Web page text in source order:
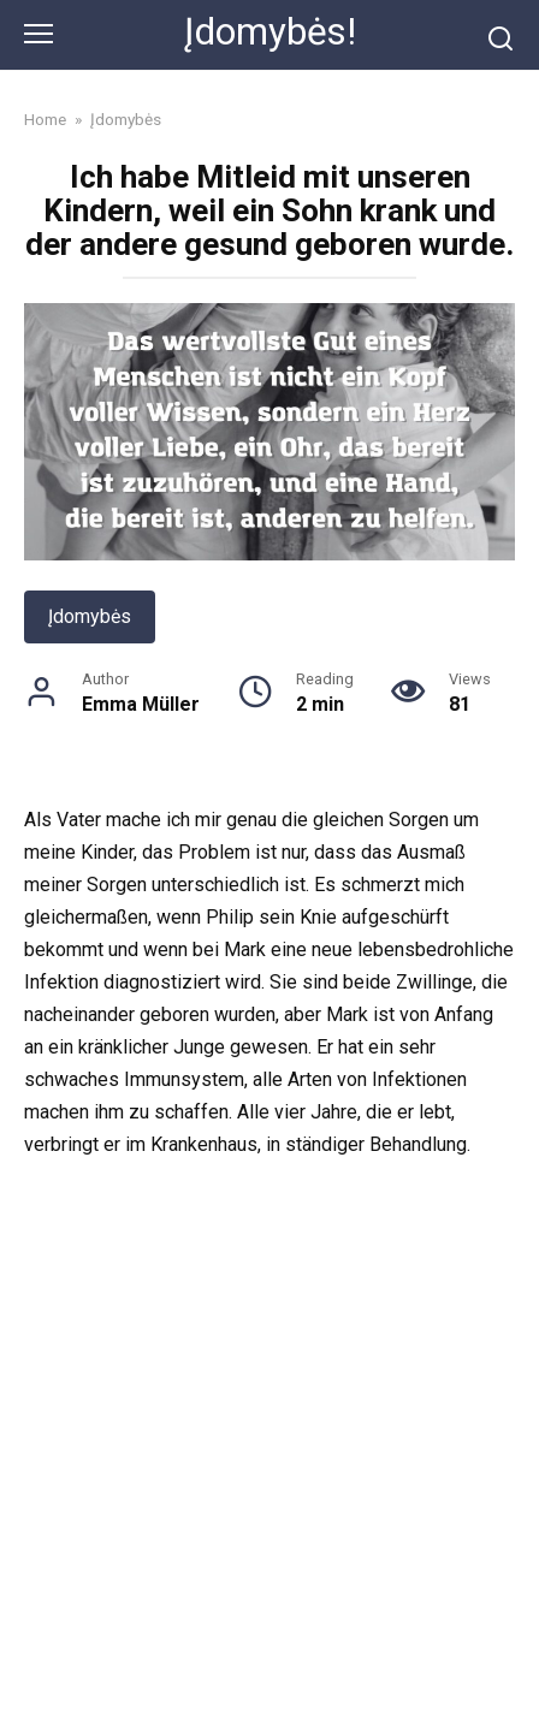
content
Įdomybės!
Home » Įdomybės
Ich habe Mitleid mit unseren
Kindern, weil ein Sohn krank und
der andere gesund geboren wurde.
Įdomybės
Author
Emma Müller
Reading
2 min
Views
81
Als Vater mache ich mir genau die gleichen Sorgen um
meine Kinder, das Problem ist nur, dass das Ausmaß
meiner Sorgen unterschiedlich ist. Es schmerzt mich
gleichermaßen, wenn Philip sein Knie aufgeschürft
bekommt und wenn bei Mark eine neue lebensbedrohliche
Infektion diagnostiziert wird. Sie sind beide Zwillinge, die
nacheinander geboren wurden, aber Mark ist von Anfang
an ein kränklicher Junge gewesen. Er hat ein sehr
schwaches Immunsystem, alle Arten von Infektionen
machen ihm zu schaffen. Alle vier Jahre, die er lebt,
verbringt er im Krankenhaus, in ständiger Behandlung.